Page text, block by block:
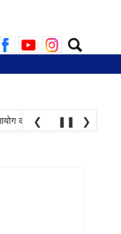
Search
for:
की रैंकिंग में पंजाब ने केरल को
❮ ❚❚ ❯